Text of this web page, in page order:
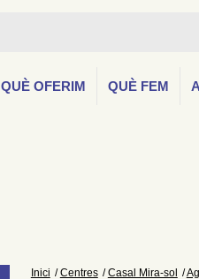
QUÈ OFERIM QUÈ FEM
Inici Centres Casal Mira-sol